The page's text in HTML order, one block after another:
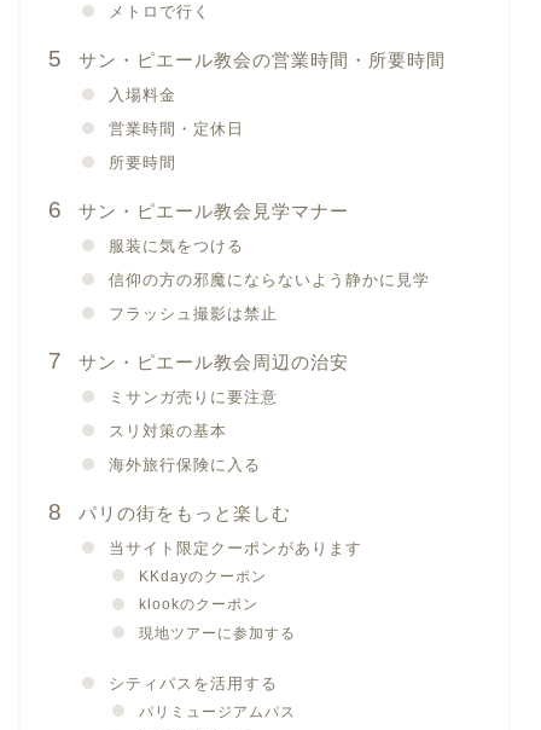
メトロで行く
サン・ピエール教会の営業時間・所要時間
入場料金
営業時間・定休日
所要時間
サン・ピエール教会見学マナー
服装に気をつける
信仰の方の邪魔にならないよう静かに見学
フラッシュ撮影は禁止
サン・ピエール教会周辺の治安
ミサンガ売りに要注意
スリ対策の基本
海外旅行保険に入る
パリの街をもっと楽しむ
当サイト限定クーポンがあります
KKdayのクーポン
klookのクーポン
現地ツアーに参加する
シティパスを活用する
パリミュージアムパス